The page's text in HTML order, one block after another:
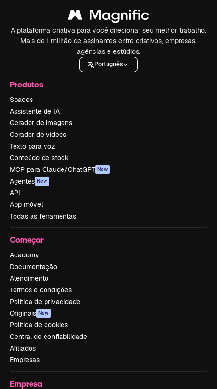
A plataforma criativa para você direcionar seu melhor trabalho.
Mais de 1 milhão de assinantes entre criativos, empresas,
agências e estúdios.
Português
Produtos
Spaces
Assistente de IA
Gerador de imagens
Gerador de vídeos
Texto para voz
Conteúdo de stock
MCP para Claude/ChatGPT New
Agentes New
API
App móvel
Todas as ferramentas
Começar
Academy
Documentação
Atendimento
Termos e condições
Política de privacidade
Originais New
Política de cookies
Central de confiabilidade
Afiliados
Empresas
Empresa